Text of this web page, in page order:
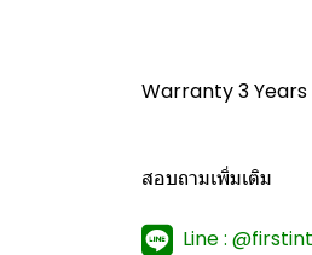
Warranty 3
สอบถามเพิ่มเติม
Line :